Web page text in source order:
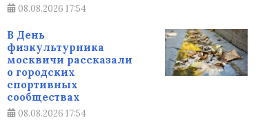
08.08.2026 17:54
В День
физкультурника
москвичи рассказали
о городских
спортивных
сообществах
08.08.2026 17:54